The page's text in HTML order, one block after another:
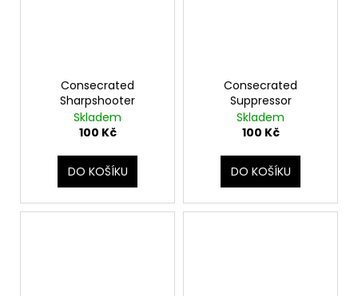
Consecrated
Sharpshooter
Skladem
100 Kč
DO KOŠÍKU
Consecrated
Suppressor
Skladem
100 Kč
DO KOŠÍKU